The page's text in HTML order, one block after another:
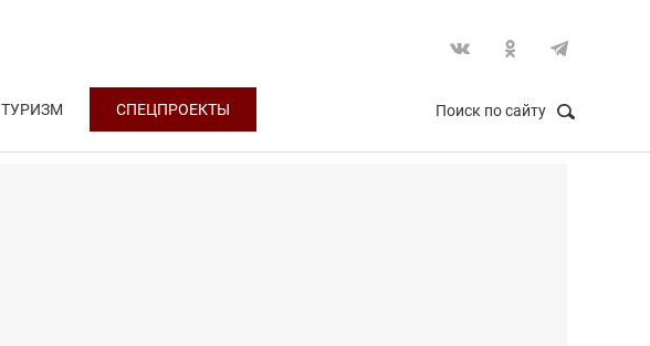
ТУРИЗМ СПЕЦПРОЕКТЫ Поиск по сайту